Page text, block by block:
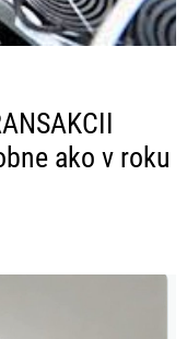
ako v roku